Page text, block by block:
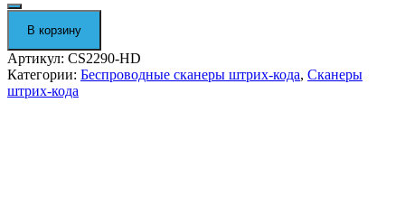
В корзину
Артикул: CS2290-HD
Категории: Беспроводные сканеры штрих-кода, Сканеры
штрих-кода